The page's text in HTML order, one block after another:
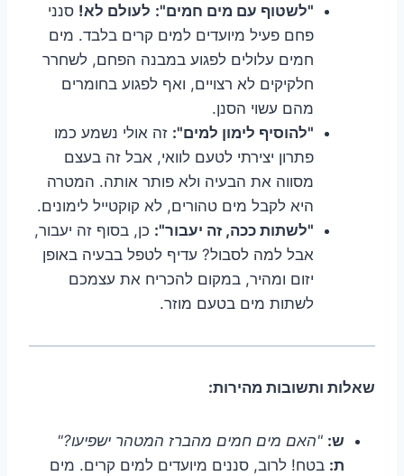
"לשטוף עם מים חמים": לעולם לא! סנני
פחם פעיל מיועדים למים קרים בלבד. מים
חמים עלולים לפגוע במבנה הפחם, לשחרר
חלקיקים לא רצויים, ואף לפגוע בחומרים
מהם עשוי הסנן.
"להוסיף לימון למים": זה אולי נשמע כמו
פתרון יצירתי לטעם לוואי, אבל זה בעצם
מסווה את הבעיה ולא פותר אותה. המטרה
היא לקבל מים טהורים, לא קוקטייל לימונים.
"לשתות ככה, זה יעבור": כן, בסוף זה יעבור,
אבל למה לסבול? עדיף לטפל בבעיה באופן
יזום ומהיר, במקום להכריח את עצמכם
לשתות מים בטעם מוזר.
שאלות ותשובות מהירות:
ש: "האם מים חמים מהברז המטהר ישפיעו?"
ת: בטח! לרוב, סננים מיועדים למים קרים. מים